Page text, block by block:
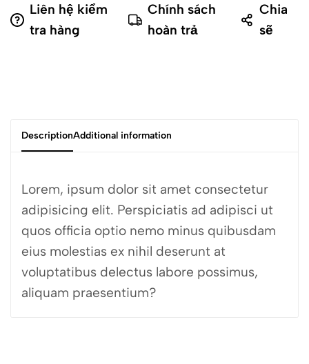
Liên hệ kiểm
tra hàng
Chính sách
hoàn trả
Chia
sẽ
DescriptionAdditional information
Lorem, ipsum dolor sit amet consectetur
adipisicing elit. Perspiciatis ad adipisci ut
quos officia optio nemo minus quibusdam
eius molestias ex nihil deserunt at
voluptatibus delectus labore possimus,
aliquam praesentium?